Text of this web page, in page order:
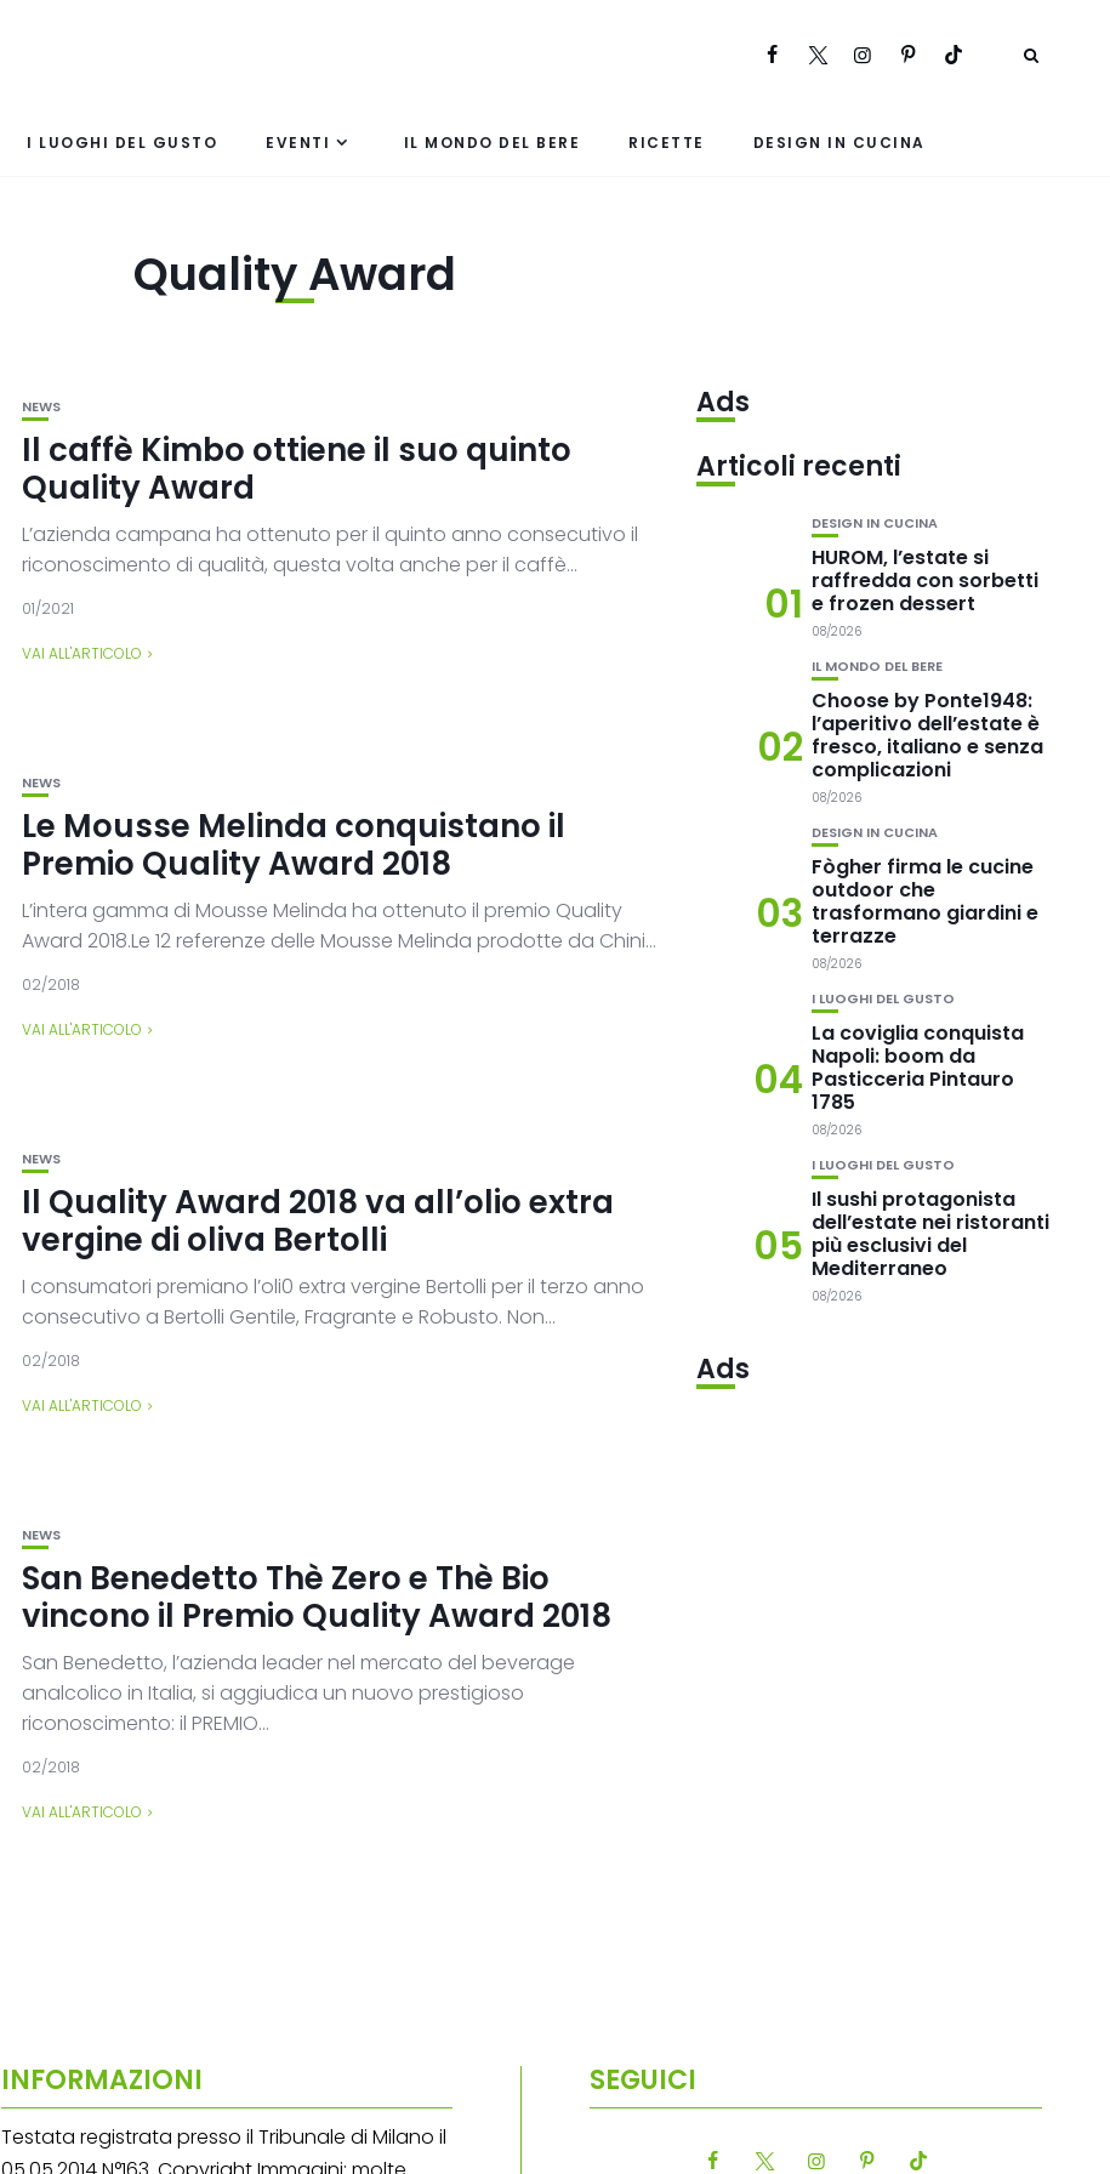
I LUOGHI DEL GUSTO EVENTI IL MONDO DEL BERE RICETTE DESIGN IN CUCINA
Quality Award
NEWS
Il caffè Kimbo ottiene il suo quinto
Quality Award
L’azienda campana ha ottenuto per il quinto anno consecutivo il
riconoscimento di qualità, questa volta anche per il caffè...
01/2021
VAI ALL'ARTICOLO
NEWS
Le Mousse Melinda conquistano il
Premio Quality Award 2018
L’intera gamma di Mousse Melinda ha ottenuto il premio Quality
Award 2018.Le 12 referenze delle Mousse Melinda prodotte da Chini...
02/2018
VAI ALL'ARTICOLO
NEWS
Il Quality Award 2018 va all’olio extra
vergine di oliva Bertolli
I consumatori premiano l’oli0 extra vergine Bertolli per il terzo anno
consecutivo a Bertolli Gentile, Fragrante e Robusto. Non...
02/2018
VAI ALL'ARTICOLO
NEWS
San Benedetto Thè Zero e Thè Bio
vincono il Premio Quality Award 2018
San Benedetto, l’azienda leader nel mercato del beverage
analcolico in Italia, si aggiudica un nuovo prestigioso
riconoscimento: il PREMIO...
02/2018
VAI ALL'ARTICOLO
Ads
Articoli recenti
01
DESIGN IN CUCINA
HUROM, l’estate si
raffredda con sorbetti
e frozen dessert
08/2026
02
IL MONDO DEL BERE
Choose by Ponte1948:
l’aperitivo dell’estate è
fresco, italiano e senza
complicazioni
08/2026
03
DESIGN IN CUCINA
Fògher firma le cucine
outdoor che
trasformano giardini e
terrazze
08/2026
04
I LUOGHI DEL GUSTO
La coviglia conquista
Napoli: boom da
Pasticceria Pintauro
1785
08/2026
05
I LUOGHI DEL GUSTO
Il sushi protagonista
dell’estate nei ristoranti
più esclusivi del
Mediterraneo
08/2026
Ads
INFORMAZIONI
Testata registrata presso il Tribunale di Milano il
SEGUICI